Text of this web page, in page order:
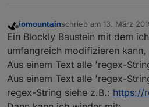
Offline
iomountainschrieb am 13. März
zuletzt editiert von
Ein Blockly Baustein mit dem
umfangreich modifizieren kann,
Aus einem Text alle 'regex-
Aus einem Text alle 'regex-
regex-String siehe z.B.: https://